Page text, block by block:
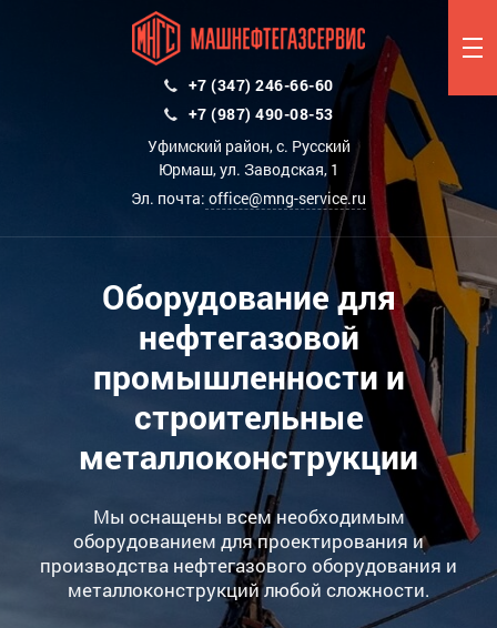
+7 (347) 246-66-60
+7 (987) 490-08-53
Уфимский район, с. Русский
Юрмаш, ул. Заводская, 1
Эл. почта: office@mng-service.ru
Оборудование для
нефтегазовой
промышленности и
строительные
металлоконструкции
Мы оснащены всем необходимым
оборудованием для проектирования и
производства нефтегазового оборудования и
металлоконструкций любой сложности.